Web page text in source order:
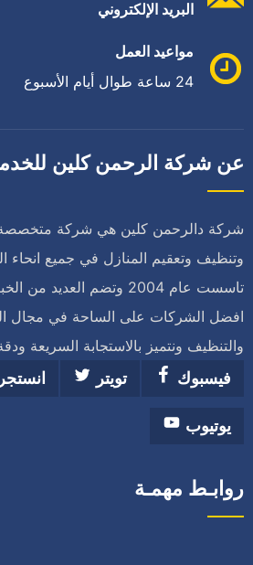
البريد الإلكتروني
مواعيد العمل
24 ساعة طوال أيام الأسبوع
عن شركة الرحمن كلين
شركة دالرحمن كلين هي شركة متخصصة
وتنظيف وتعقيم المنازل في جميع انحاء
تاسست عام 2004 وتضم
افضل الشركات على الساحة في مجال
والتنظيف ونتميز بالاستجابة السريعة
فيسبوك
تويتر
يوتيوب
روابـط مهمـة